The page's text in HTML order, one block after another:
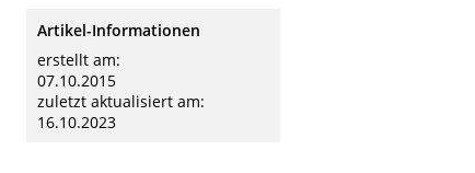
Artikel-Informationen
erstellt am:
07.10.2015
zuletzt aktualisiert am:
16.10.2023